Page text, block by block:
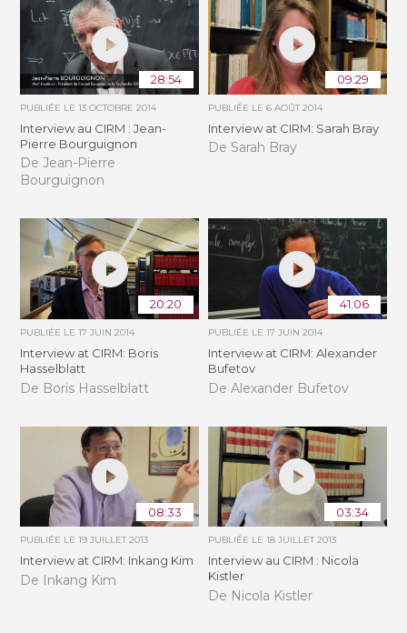
28:54
PUBLIÉE LE13 OCTOBRE 2014
Interview au CIRM : Jean-
Pierre Bourguignon
De Jean-Pierre
Bourguignon
09:29
PUBLIÉE LE 6 AOÛT 2014
Interview at CIRM: Sarah Bray
De Sarah Bray
20:20
PUBLIÉE LE17 JUIN 2014
Interview at CIRM: Boris
Hasselblatt
De Boris Hasselblatt
41:06
PUBLIÉE LE 17 JUIN 2014
Interview at CIRM: Alexander
Bufetov
De Alexander Bufetov
08:33
PUBLIÉE LE19 JUILLET 2013
Interview at CIRM: Inkang Kim
De Inkang Kim
03:34
PUBLIÉE LE 18 JUILLET 2013
Interview au CIRM : Nicola
Kistler
De Nicola Kistler